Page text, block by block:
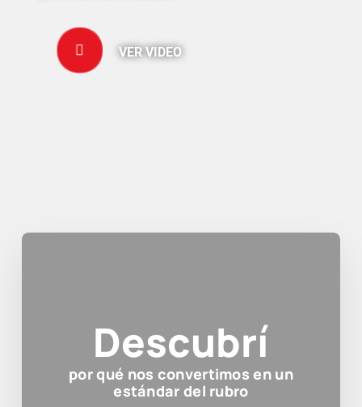
VER VIDEO
Descubrí
por qué nos convertimos en un
estándar del rubro